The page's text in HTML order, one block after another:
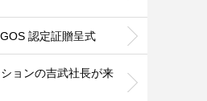
認定証贈呈式
ョンの吉武社長が来